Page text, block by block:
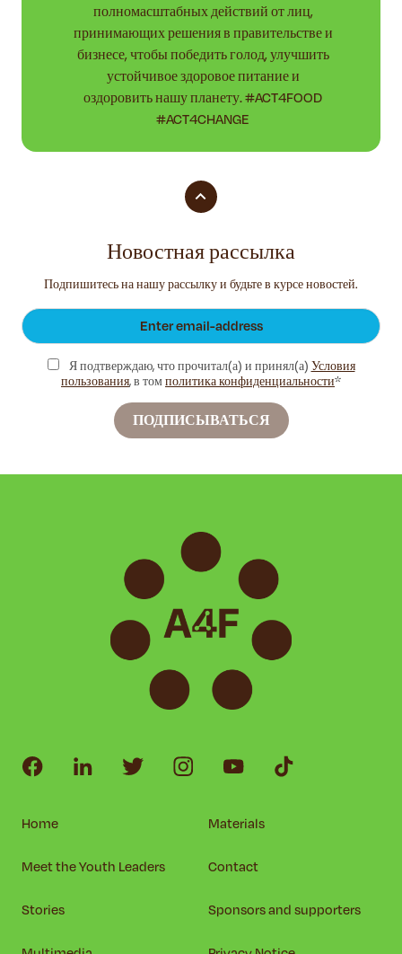
полномасштабных действий от лиц,
принимающих решения в правительстве и
бизнесе, чтобы победить голод, улучшить
устойчивое здоровое питание и
оздоровить нашу планету. #ACT4FOOD
#ACT4CHANGE
Новостная рассылка
Подпишитесь на нашу рассылку и будьте в курсе новостей.
Я подтверждаю, что прочитал(а) и принял(а) Условия
пользования, в томполитика конфиденциальности*
Home
Meet the Youth Leaders
Stories
Materials
Contact
Sponsors and supporters